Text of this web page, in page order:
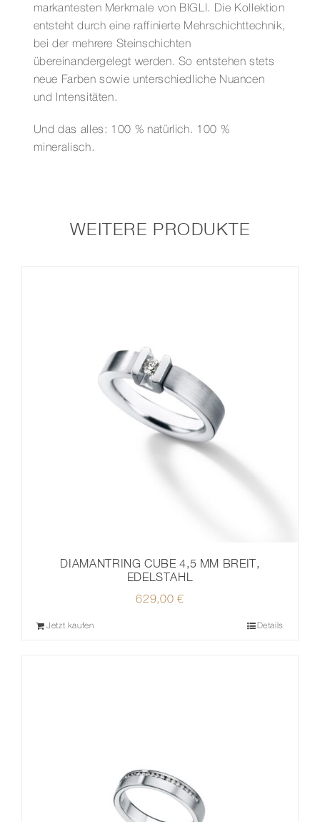
markantesten Merkmale von BIGLI. Die Kollektion
entsteht durch eine raffinierte Mehrschichttechnik,
bei der mehrere Steinschichten
übereinandergelegt werden. So entstehen stets
neue Farben sowie unterschiedliche Nuancen
und Intensitäten.
Und das alles: 100 % natürlich. 100 %
mineralisch.
WEITERE PRODUKTE
DIAMANTRING CUBE 4,5 MM BREIT,
EDELSTAHL
629,00 €
Jetzt kaufen Details